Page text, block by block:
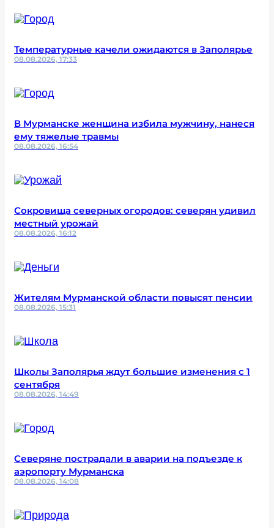
Температурные качели ожидаются в Заполярье
08.08.2026, 17:33
В Мурманске женщина избила мужчину, нанеся
ему тяжелые травмы
08.08.2026, 16:54
Сокровища северных огородов: северян удивил
местный урожай
08.08.2026, 16:12
Жителям Мурманской области повысят пенсии
08.08.2026, 15:31
Школы Заполярья ждут большие изменения с 1
сентября
08.08.2026, 14:49
Северяне пострадали в аварии на подъезде к
аэропорту Мурманска
08.08.2026, 14:08